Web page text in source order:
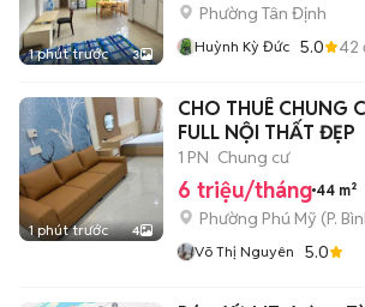
1 phút trước 3
Phường Tân Định
Huỳnh Kỳ Đức 5.0 42
1 phút trước 4
CHO THUÊ CHUNG
FULL NỘI THẤT ĐẸP
1 PN Chung cư
6 triệu/tháng 44 m²
Phường Phú Mỹ (P.
Võ Thị Nguyên 5.0